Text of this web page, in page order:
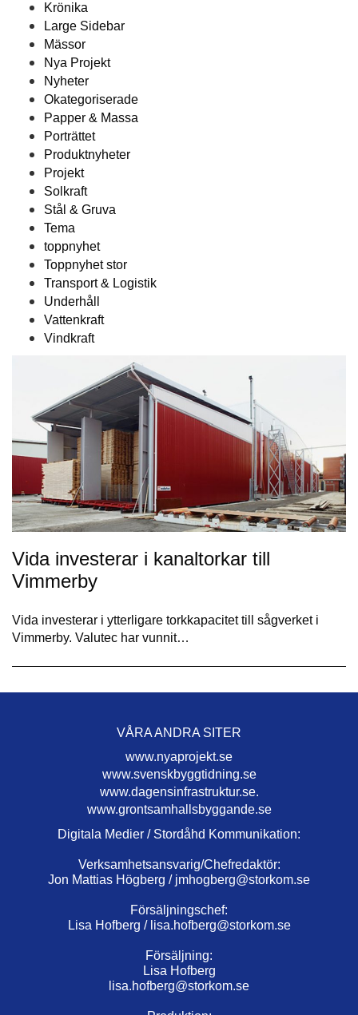
Krönika
Large Sidebar
Mässor
Nya Projekt
Nyheter
Okategoriserade
Papper & Massa
Porträttet
Produktnyheter
Projekt
Solkraft
Stål & Gruva
Tema
toppnyhet
Toppnyhet stor
Transport & Logistik
Underhåll
Vattenkraft
Vindkraft
Vida investerar i kanaltorkar till
Vimmerby
Vida investerar i ytterligare torkkapacitet till sågverket i
Vimmerby. Valutec har vunnit…
VÅRA ANDRA SITER
www.nyaprojekt.se
www.svenskbyggtidning.se
www.dagensinfrastruktur.se.
www.grontsamhallsbyggande.se
Digitala Medier / Stordåhd Kommunikation:
Verksamhetsansvarig/Chefredaktör:
Jon Mattias Högberg / jmhogberg@storkom.se
Försäljningschef:
Lisa Hofberg / lisa.hofberg@storkom.se
Försäljning:
Lisa Hofberg
lisa.hofberg@storkom.se